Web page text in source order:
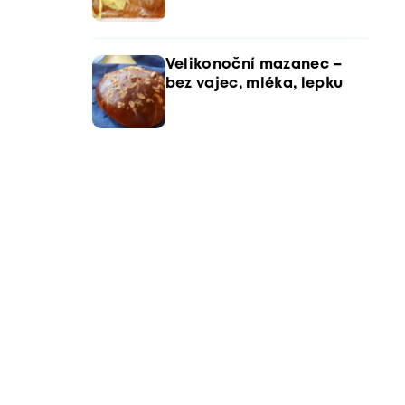
Velikonoční mazanec –
bez vajec, mléka, lepku